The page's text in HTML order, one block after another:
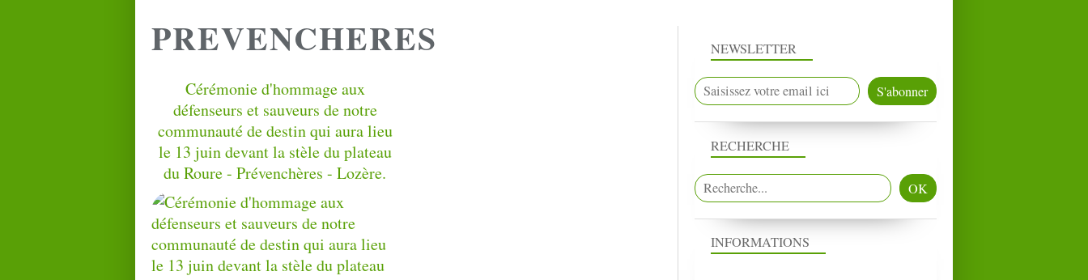
PREVENCHERES
Cérémonie d'hommage aux
défenseurs et sauveurs de notre
communauté de destin qui aura lieu
le 13 juin devant la stèle du plateau
du Roure - Prévenchères - Lozère.
NEWSLETTER
RECHERCHE
INFORMATIONS